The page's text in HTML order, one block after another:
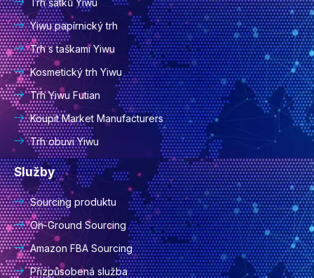
Yiwu papírnický trh
Trh s taškami Yiwu
Kosmetický trh Yiwu
Trh Yiwu Futian
Koupit Market Manufacturers
Trh obuvi Yiwu
Služby
Sourcing produktu
On-Ground Sourcing
Amazon FBA Sourcing
Přizpůsobená služba